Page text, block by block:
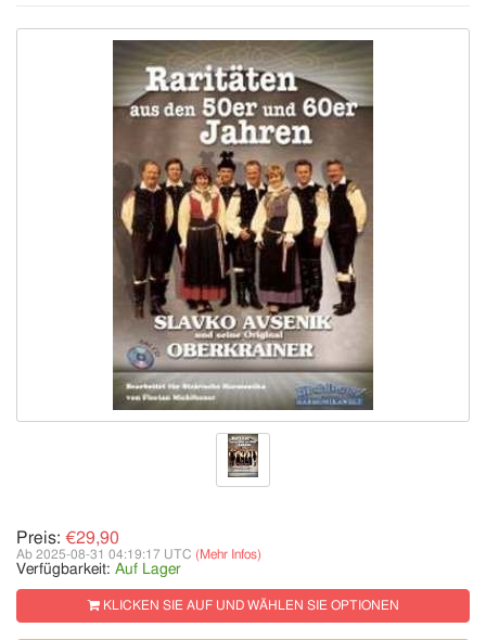
Preis: €29,90
Ab 2025-08-31 04:19:17 UTC (Mehr Infos)
Verfügbarkeit: Auf Lager
KLICKEN SIE AUF UND WÄHLEN SIE OPTIONEN